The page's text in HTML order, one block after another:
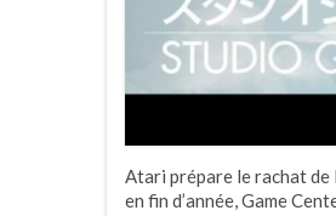
Atari prépare le rachat
en fin d’année, Game